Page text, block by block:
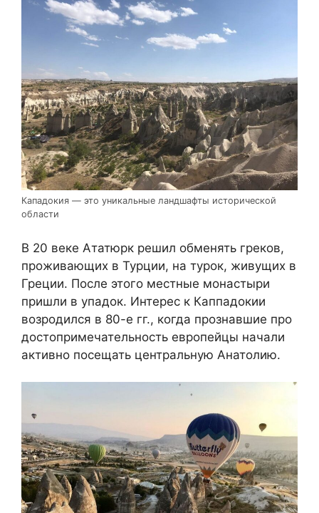
Кападокия — это уникальные ландшафты исторической
области
В 20 веке Ататюрк решил обменять греков,
проживающих в Турции, на турок, живущих в
Греции. После этого местные монастыри
пришли в упадок. Интерес к Каппадокии
возродился в 80-е гг., когда прознавшие про
достопримечательность европейцы начали
активно посещать центральную Анатолию.